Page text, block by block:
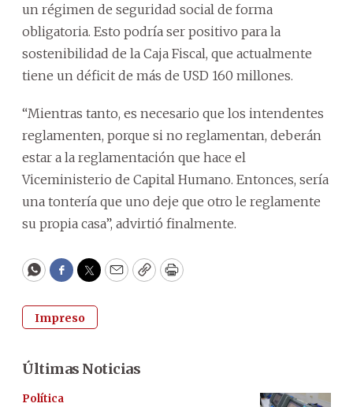
un régimen de seguridad social de forma
obligatoria. Esto podría ser positivo para la
sostenibilidad de la Caja Fiscal, que actualmente
tiene un déficit de más de USD 160 millones.
“Mientras tanto, es necesario que los intendentes
reglamenten, porque si no reglamentan, deberán
estar a la reglamentación que hace el
Viceministerio de Capital Humano. Entonces, sería
una tontería que uno deje que otro le reglamente
su propia casa”, advirtió finalmente.
WhatsApp
Facebook
Twitter
EmailCopyPrint
Impreso
Últimas Noticias
Política